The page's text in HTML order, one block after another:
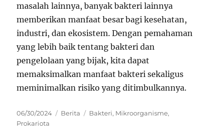
masalah lainnya, banyak bakteri lainnya
memberikan manfaat besar bagi kesehatan,
industri, dan ekosistem. Dengan pemahaman
yang lebih baik tentang bakteri dan
pengelolaan yang bijak, kita dapat
memaksimalkan manfaat bakteri sekaligus
meminimalkan risiko yang ditimbulkannya.
Posted
on
06/30/2024 Categories
Berita Tags
Bakteri, Mikroorganisme,
Prokariota